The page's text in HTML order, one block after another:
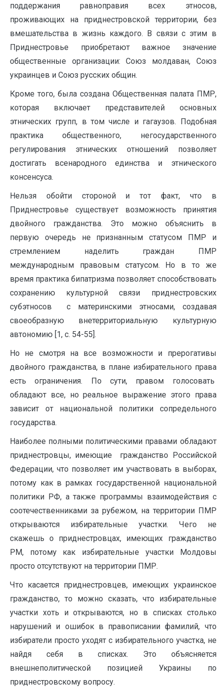
поддержания равноправия всех этносов,
проживающих на приднестровской территории, без
вмешательства в жизнь каждого. В связи с этим в
Приднестровье приобретают важное значение
общественные организации: Союз молдаван, Союз
украинцев и Союз русских общин.
Кроме того, была создана Общественная палата ПМР,
которая включает представителей основных
этнических групп, в том числе и гагаузов. Подобная
практика общественного, негосударственного
регулирования этнических отношений позволяет
достигать всенародного единства и этнического
консенсуса.
Нельзя обойти стороной и тот факт, что в
Приднестровье существует возможность принятия
двойного гражданства. Это можно объяснить в
первую очередь не признанным статусом ПМР и
стремлением наделить граждан ПМР
международным правовым статусом. Но в то же
время практика бипатризма позволяет способствовать
сохранению культурной связи приднестровских
субэтносов с материнскими этносами, создавая
своеобразную внетерриториальную культурную
автономию [1, c. 54-55].
Но не смотря на все возможности и прерогативы
двойного гражданства, в плане избирательного права
есть ограничения. По сути, правом голосовать
обладают все, но реальное выражение этого права
зависит от национальной политики сопредельного
государства.
Наиболее полными политическими правами обладают
приднестровцы, имеющие гражданство Российской
Федерации, что позволяет им участвовать в выборах,
потому как в рамках государственной национальной
политики РФ, а также программы взаимодействия с
соотечественниками за рубежом, на территории ПМР
открываются избирательные участки. Чего не
скажешь о приднестровцах, имеющих гражданство
РМ, потому как избирательные участки Молдовы
просто отсутствуют на территории ПМР.
Что касается приднестровцев, имеющих украинское
гражданство, то можно сказать, что избирательные
участки хоть и открываются, но в списках столько
нарушений и ошибок в правописании фамилий, что
избиратели просто уходят с избирательного участка, не
найдя себя в списках. Это объясняется
внешнеполитической позицией Украины по
приднестровскому вопросу.